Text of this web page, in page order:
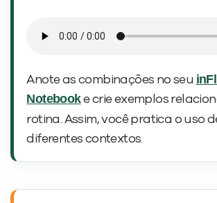
Anote as combinações no seu
Notebooke crie exemplos
rotina. Assim, você pratica o uso
diferentes contextos.